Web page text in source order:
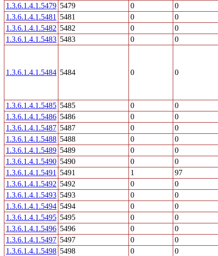
1.3.6.1.4.1.5479 5479 0
0
1.3.6.1.4.1.5481
5481 0
0
1.3.6.1.4.1.5482 5482 0
0
1.3.6.1.4.1.5483 5483 0 0
1.3.6.1.4.1.5484 5484 0 0
1.3.6.1.4.1.5485 5485 0
0
1.3.6.1.4.1.5486 5486 0
0
1.3.6.1.4.1.5487 5487 0
0
1.3.6.1.4.1.5488 5488 0
0
1.3.6.1.4.1.5489 5489 0
0
1.3.6.1.4.1.5490 5490 0
0
1.3.6.1.4.1.5491
5491 1
97
1.3.6.1.4.1.5492 5492 0
0
1.3.6.1.4.1.5493 5493 0
0
1.3.6.1.4.1.5494 5494 0
0
1.3.6.1.4.1.5495 5495 0
0
1.3.6.1.4.1.5496 5496 0
0
1.3.6.1.4.1.5497 5497 0
0
1.3.6.1.4.1.5498 5498 0
0